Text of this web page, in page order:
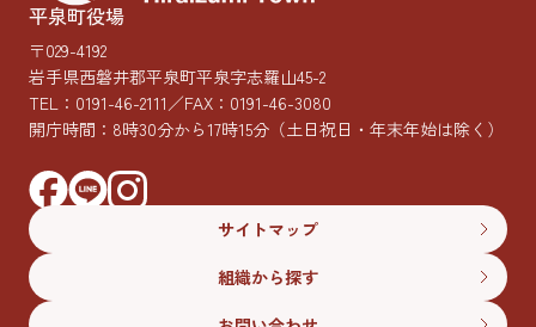
平泉町役場
〒029-4192
岩手県西磐井郡平泉町平泉字志羅山45-2
TEL： 0191-46-2111／FAX：0191-46-3080
開庁時間：8時30分から17時15分 （土日祝日・年末年始は除く）
サイトマップ
組織から探す